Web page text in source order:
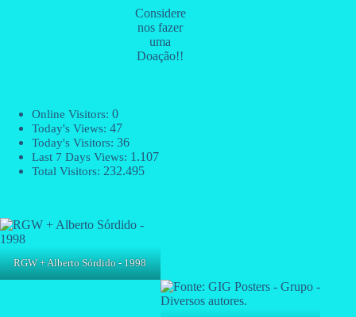
Considere
nos fazer
uma
Doação!!
Online Visitors: 0
Today's Views: 47
Today's Visitors: 36
Last 7 Days Views: 1.107
Total Visitors: 232.495
RGW + Alberto Sórdido - 1998